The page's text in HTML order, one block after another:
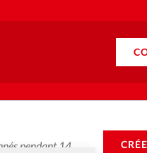
Nous
Emploi
pendant 14